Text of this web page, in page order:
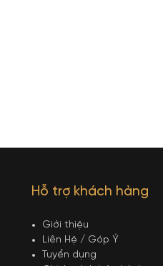
Hỗ trợ khách hàng
Giới thiệu
Liên Hệ / Góp Ý
Tuyển dụng